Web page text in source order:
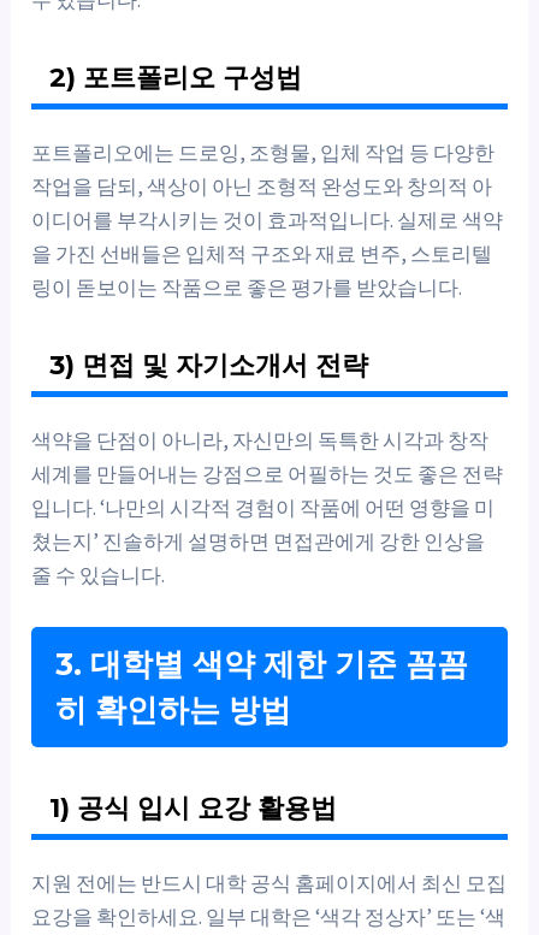
2) 포트폴리오 구성법
포트폴리오에는 드로잉, 조형물, 입체 작업 등 다양한
작업을 담되, 색상이 아닌 조형적 완성도와 창의적 아
이디어를 부각시키는 것이 효과적입니다. 실제로 색약
을 가진 선배들은 입체적 구조와 재료 변주, 스토리텔
링이 돋보이는 작품으로 좋은 평가를 받았습니다.
3) 면접 및 자기소개서 전략
색약을 단점이 아니라, 자신만의 독특한 시각과 창작
세계를 만들어내는 강점으로 어필하는 것도 좋은 전략
입니다. ‘나만의 시각적 경험이 작품에 어떤 영향을 미
쳤는지’ 진솔하게 설명하면 면접관에게 강한 인상을
줄 수 있습니다.
3. 대학별 색약 제한 기준 꼼꼼
히 확인하는 방법
1) 공식 입시 요강 활용법
지원 전에는 반드시 대학 공식 홈페이지에서 최신 모집
요강을 확인하세요. 일부 대학은 ‘색각 정상자’ 또는 ‘색